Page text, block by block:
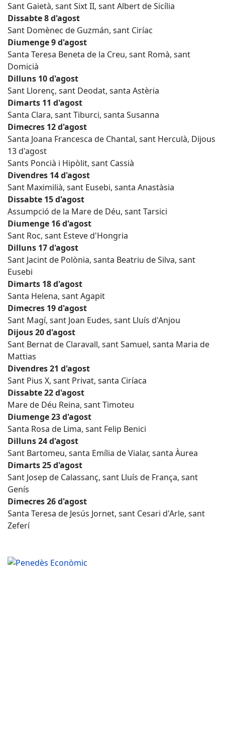
Sant Gaietà, sant Sixt II, sant Albert de Sicília
Dissabte 8 d'agost
Sant Domènec de Guzmán, sant Ciríac
Diumenge 9 d'agost
Santa Teresa Beneta de la Creu, sant Romà, sant
Domicià
Dilluns 10 d'agost
Sant Llorenç, sant Deodat, santa Astèria
Dimarts 11 d'agost
Santa Clara, sant Tiburci, santa Susanna
Dimecres 12 d'agost
Santa Joana Francesca de Chantal, sant Herculà, Dijous
13 d'agost
Sants Poncià i Hipòlit, sant Cassià
Divendres 14 d'agost
Sant Maximilià, sant Eusebi, santa Anastàsia
Dissabte 15 d'agost
Assumpció de la Mare de Déu, sant Tarsici
Diumenge 16 d'agost
Sant Roc, sant Esteve d'Hongria
Dilluns 17 d'agost
Sant Jacint de Polònia, santa Beatriu de Silva, sant
Eusebi
Dimarts 18 d'agost
Santa Helena, sant Agapit
Dimecres 19 d'agost
Sant Magí, sant Joan Eudes, sant Lluís d'Anjou
Dijous 20 d'agost
Sant Bernat de Claravall, sant Samuel, santa Maria de
Mattias
Divendres 21 d'agost
Sant Pius X, sant Privat, santa Ciríaca
Dissabte 22 d'agost
Mare de Déu Reina, sant Timoteu
Diumenge 23 d'agost
Santa Rosa de Lima, sant Felip Benici
Dilluns 24 d'agost
Sant Bartomeu, santa Emília de Vialar, santa Àurea
Dimarts 25 d'agost
Sant Josep de Calassanç, sant Lluís de França, sant
Genís
Dimecres 26 d'agost
Santa Teresa de Jesús Jornet, sant Cesari d'Arle, sant
Zeferí